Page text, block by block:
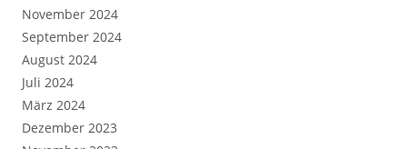
November 2024
September 2024
August 2024
Juli 2024
März 2024
Dezember 2023